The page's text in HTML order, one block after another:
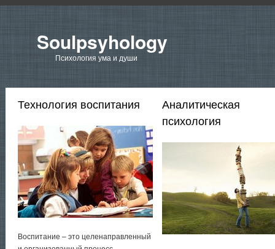
Soulpsyhology
Психология ума и души
Технология воспитания
Воспитание – это целенаправленный
Аналитическая
психология